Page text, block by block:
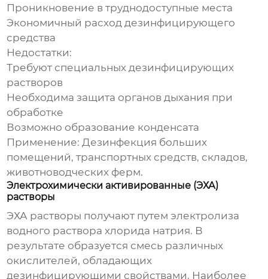
Проникновение в труднодоступные места
Экономичный расход дезинфицирующего
средства
Недостатки:
Требуют специальных дезинфицирующих
растворов
Необходима защита органов дыхания при
обработке
Возможно образование конденсата
Применение: Дезинфекция больших
помещений, транспортных средств, складов,
животноводческих ферм.
Электрохимически активированные (ЭХА)
растворы
ЭХА растворы получают путем электролиза
водного раствора хлорида натрия. В
результате образуется смесь различных
окислителей, обладающих
дезинфицирующими свойствами. Наиболее